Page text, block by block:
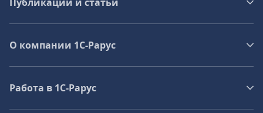
О компании 1C-Рарус
Работа в 1С‑Рарус